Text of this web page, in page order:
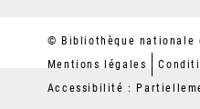
© Bibliothèque nationale
Mentions légales
Accessibilité :